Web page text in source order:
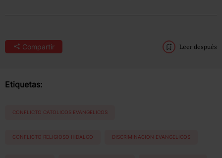
Compartir Leer después
Etiquetas:
CONFLICTO CATOLICOS EVANGELICOS
CONFLICTO RELIGIOSO HIDALGO DISCRIMINACION EVANGELICOS